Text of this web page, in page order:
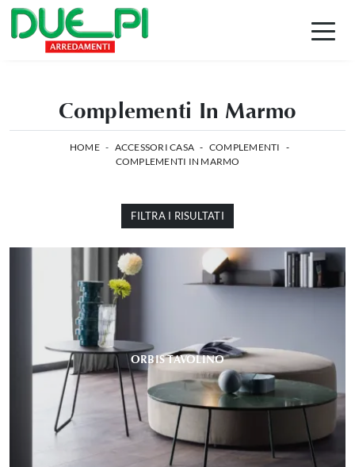
Complementi In Marmo
HOME - ACCESSORI CASA - COMPLEMENTI -
COMPLEMENTI IN MARMO
FILTRA I RISULTATI
ORBIS TAVOLINO